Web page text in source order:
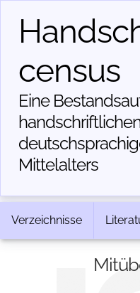
census
Eine
Mittelalters
Verzeichnisse